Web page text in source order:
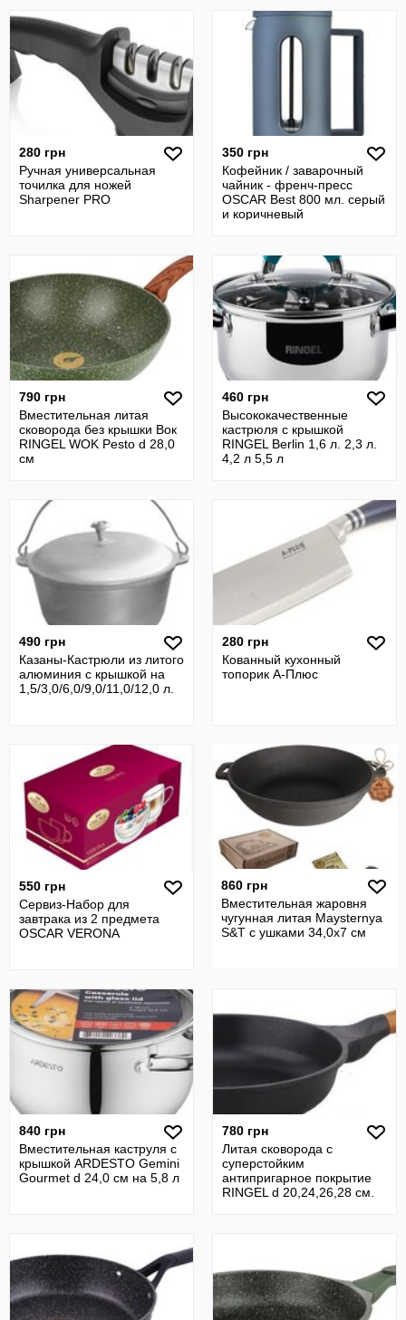
280 грн
Ручная универсальная
точилка для ножей
Sharpener PRO
350 грн
Кофейник / заварочный
чайник - френч-пресс
OSCAR Best 800 мл. серый
и коричневый
790 грн
Вместительная литая
сковорода без крышки Вок
RINGEL WOK Pesto d 28,0
см
460 грн
Высококачественные
кастрюля с крышкой
RINGEL Berlin 1,6 л. 2,3 л.
4,2 л 5,5 л
490 грн
Казаны-Кастрюли из литого
алюминия с крышкой на
1,5/3,0/6,0/9,0/11,0/12,0 л.
280 грн
Кованный кухонный
топорик А-Плюс
550 грн
Сервиз-Набор для
завтрака из 2 предмета
OSCAR VERONA
860 грн
Вместительная жаровня
чугунная литая Maysternya
S&T с ушками 34,0x7 см
840 грн
Вместительная каструля с
крышкой ARDESTO Gemini
Gourmet d 24,0 см на 5,8 л
780 грн
Литая сковорода с
суперстойким
антипригарное покрытие
RINGEL d 20,24,26,28 см.